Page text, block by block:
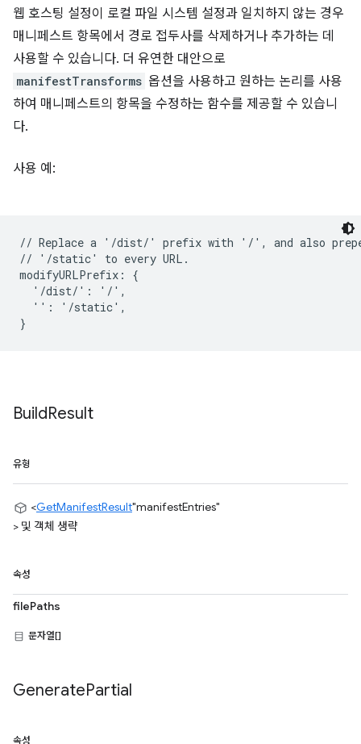
웹 호스팅 설정이 로컬 파일 시스템 설정과 일치하지 않는 경우
매니페스트 항목에서 경로 접두사를 삭제하거나 추가하는 데
사용할 수 있습니다. 더 유연한 대안으로
manifestTransforms 옵션을 사용하고 원하는 논리를 사용
하여 매니페스트의 항목을 수정하는 함수를 제공할 수 있습니
다.
사용 예:
// Replace a '/dist/' prefix with '/', and also
// '/static' to every URL.
modifyURLPrefix: {
  '/dist/': '/',
  '': '/static',
BuildResult
유형
<GetManifestResult"manifestEntries"
> 및 객체 생략
속성
filePaths
문자열[]
GeneratePartial
속성